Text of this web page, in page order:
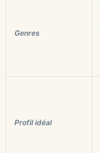
Genres
Profil idéal